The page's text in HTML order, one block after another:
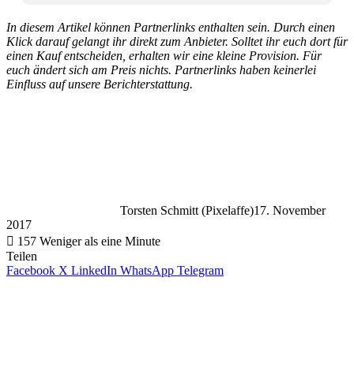
In diesem Artikel können Partnerlinks enthalten sein. Durch einen
Klick darauf gelangt ihr direkt zum Anbieter. Solltet ihr euch dort für
einen Kauf entscheiden, erhalten wir eine kleine Provision. Für
euch ändert sich am Preis nichts. Partnerlinks haben keinerlei
Einfluss auf unsere Berichterstattung.
Torsten Schmitt (Pixelaffe)17. November
2017
157 Weniger als eine Minute
Teilen
Facebook X LinkedIn WhatsApp Telegram